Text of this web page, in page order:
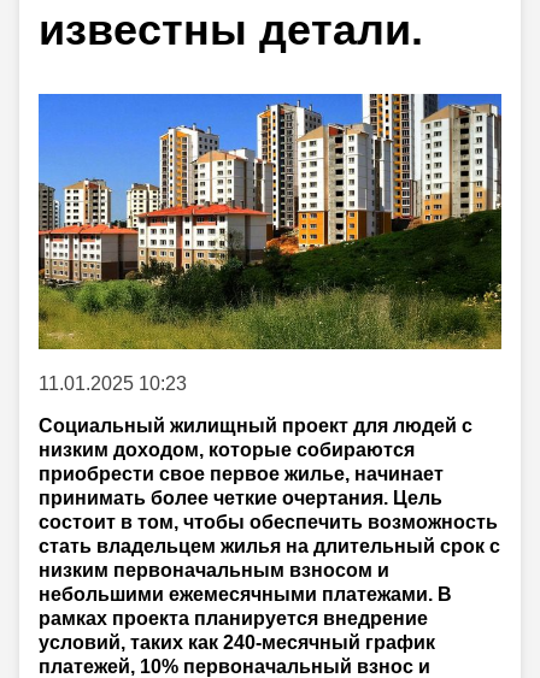
известны детали.
11.01.2025 10:23
Социальный жилищный проект для людей с
низким доходом, которые собираются
приобрести свое первое жилье, начинает
принимать более четкие очертания. Цель
состоит в том, чтобы обеспечить возможность
стать владельцем жилья на длительный срок с
низким первоначальным взносом и
небольшими ежемесячными платежами. В
рамках проекта планируется внедрение
условий, таких как 240-месячный график
платежей, 10% первоначальный взнос и